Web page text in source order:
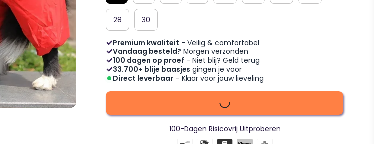
28 30
Premium kwaliteit – Veilig & comfortabel
Vandaag besteld? Morgen verzonden
100 dagen op proef – Niet blij? Geld terug
33.700+ blije baasjes gingen je voor
Direct leverbaar – Klaar voor jouw lieveling
100-Dagen Risicovrij Uitproberen